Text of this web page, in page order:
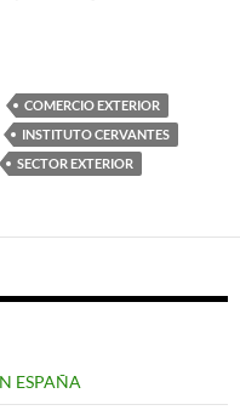
en la Construcción de
COMERCIO EXTERIOR
INSTITUTO CERVANTES
SECTOR EXTERIOR
ESPAÑA